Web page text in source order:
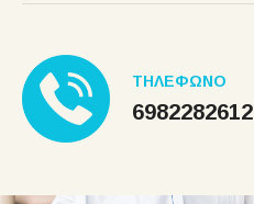
ΤΗΛΕΦΩΝΟ
6982282612